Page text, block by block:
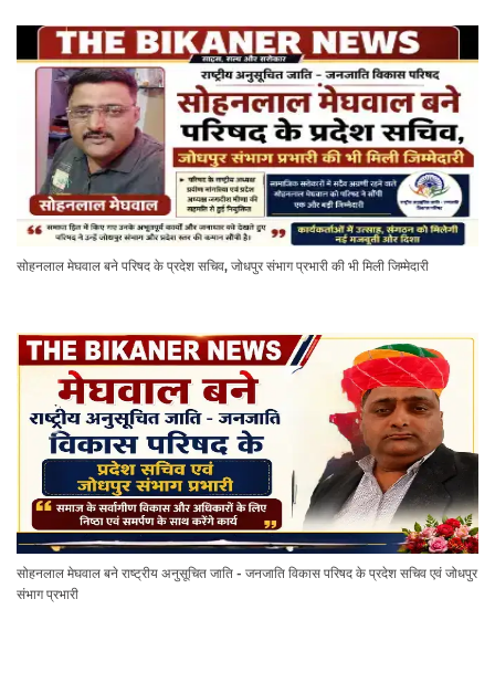
सोहनलाल मेघवाल बने परिषद के प्रदेश सचिव, जोधपुर संभाग प्रभारी की भी मिली जिम्मेदारी
सोहनलाल मेघवाल बने राष्ट्रीय अनुसूचित जाति - जनजाति विकास परिषद के प्रदेश सचिव एवं जोधपुर
संभाग प्रभारी